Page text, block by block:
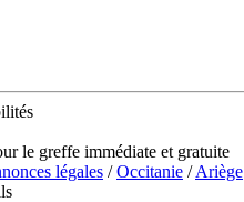
le greffe immédiate et gratuite
légales /Occitanie /Ariège